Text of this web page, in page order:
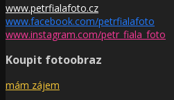
www.petrfialafoto.cz
www.facebook.com/petrfialafoto
www.instagram.com/petr_fiala_foto
Koupit fotoobraz
mám zájem